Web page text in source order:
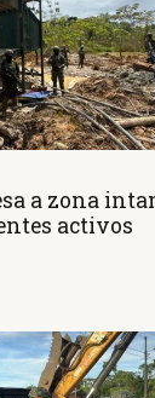
a zona
activos